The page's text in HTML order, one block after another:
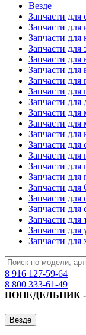
Везде
Запчасти
Запчасти для
Запчасти для
Запчасти для
Запчасти для
Запчасти для
Запчасти для
Запчасти для
Запчасти
Запчасти для
Запчасти для
Запчасти для
Запчасти для
Запчасти для
Запчасти
Запчасти для
Запчасти
Запчасти для
Запчасти
Запчасти для
Запчасти для
Запчасти для
8 916 127-59-64
8 800 333-61-49
ПОНЕДЕЛЬНИК -
Везде